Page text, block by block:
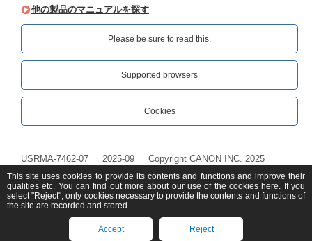
他の製品のマニュアルを探す
Please be sure to read this.‎
Supported browsers
Cookies
USRMA-7462-07 2025-09 Copyright CANON INC. 2025
This site uses cookies to provide its contents and functions and improve their
qualities etc. You can find out more about our use of the cookies here. If you
select "Reject", only cookies necessary to provide the contents and functions of
the site are recorded and stored.
Accept Reject